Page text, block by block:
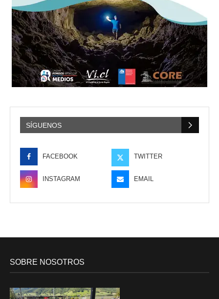
SÍGUENOS
FACEBOOK TWITTER
INSTAGRAM EMAIL
SOBRE NOSOTROS